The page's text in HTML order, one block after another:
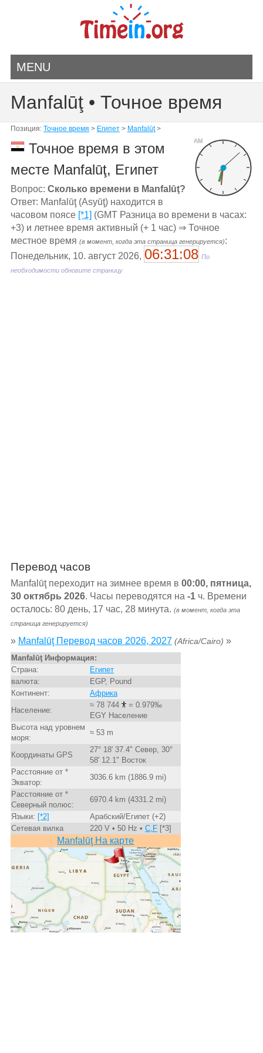
MENU
Manfalūţ • Точное время
Позиция: Точное время > Египет> Manfalūţ>
AM
Точное время в этом
месте Manfalūţ, Египет
Вопрос: Сколько времени в Manfalūţ?
Ответ: Manfalūţ (Asyūţ) находится в
часовом поясе [*1] (GMT Разница во времени в часах:
+3) и летнее время активный (+ 1 час) ⇒ Точное
местное время (в момент, когда эта страница генерируется):
Понедельник, 10. август 2026, 06:31:08 По
необходимости обновите страницу
Перевод часов
Manfalūţ переходит на зимнее время в 00:00, пятница,
30 октябрь 2026. Часы переводятся на -1ч. Времени
осталось: 80 день, 17 час, 28 минута. (в момент, когда эта
страница генерируется)
» Manfalūţ Перевод часов 2026, 2027 (Africa/Cairo) »
Manfalūţ Информация:
Страна:
Египет
валюта:
EGP, Pound
Континент:
Африка
Население:
≈ 78 744
= 0.979‰
EGY Население
Высота над уровнем
моря:
≈ 53 m
Координаты GPS
27° 18' 37.4" Север, 30°
58' 12.1" Восток
Расстояние от *
Экватор:
3036.6 km (1886.9 mi)
Расстояние от *
Северный полюс:
6970.4 km (4331.2 mi)
Языки: [*2]
Арабский/Египет (+2)
Сетевая вилка
220 V • 50 Hz • C,F[*3]
Manfalūţ На карте